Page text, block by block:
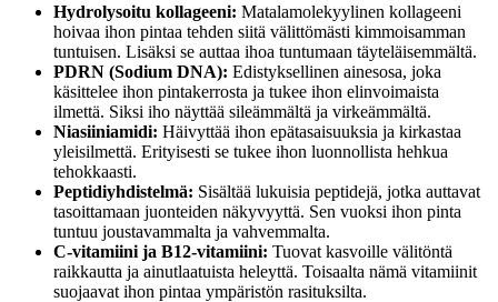
Hydrolysoitu kollageeni: Matalamolekyylinen kollageeni
hoivaa ihon pintaa tehden siitä välittömästi kimmoisamman
tuntuisen. Lisäksi se auttaa ihoa tuntumaan täyteläisemmältä.
PDRN (Sodium DNA): Edistyksellinen ainesosa, joka
käsittelee ihon pintakerrosta ja tukee ihon elinvoimaista
ilmettä. Siksi iho näyttää sileämmältä ja virkeämmältä.
Niasiiniamidi: Häivyttää ihon epätasaisuuksia ja kirkastaa
yleisilmettä. Erityisesti se tukee ihon luonnollista hehkua
tehokkaasti.
Peptidiyhdistelmä: Sisältää lukuisia peptidejä, jotka auttavat
tasoittamaan juonteiden näkyvyyttä. Sen vuoksi ihon pinta
tuntuu joustavammalta ja vahvemmalta.
C-vitamiini ja B12-vitamiini: Tuovat kasvoille välitöntä
raikkautta ja ainutlaatuista heleyttä. Toisaalta nämä vitamiinit
suojaavat ihon pintaa ympäristön rasituksilta.